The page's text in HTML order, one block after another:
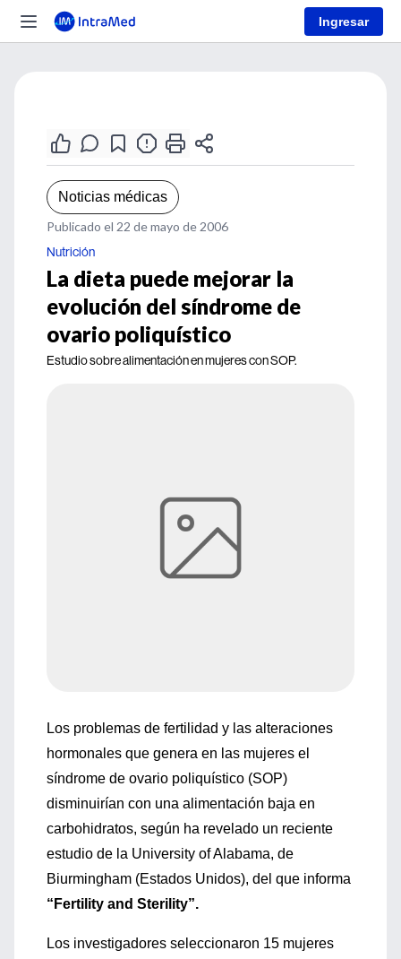
Ingresar
Noticias médicas
Publicado el 22 de mayo de 2006
Nutrición
La dieta puede mejorar la
evolución del síndrome de
ovario poliquístico
Estudio sobre alimentación en mujeres con SOP.
Los problemas de fertilidad y las alteraciones
hormonales que genera en las mujeres el
síndrome de ovario poliquístico (SOP)
disminuirían con una alimentación baja en
carbohidratos, según ha revelado un reciente
estudio de la University of Alabama, de
Biurmingham (Estados Unidos), del que informa
“Fertility and Sterility”.
Los investigadores seleccionaron 15 mujeres